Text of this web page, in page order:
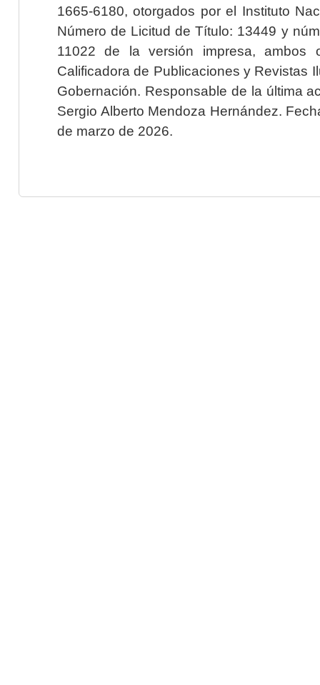
1665-6180, otorgados por el Instituto
Número de Licitud de Título: 13449 y
11022 de la versión impresa, ambos
Calificadora de Publicaciones y Revistas
Gobernación. Responsable de la última
Sergio Alberto Mendoza Hernández.
de marzo de 2026.